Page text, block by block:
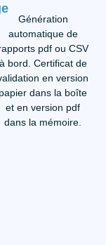
Génération
automatique de
pdf ou CSV
à bord. Certificat de
en version
papier dans la boîte
et en version pdf
dans la mémoire.